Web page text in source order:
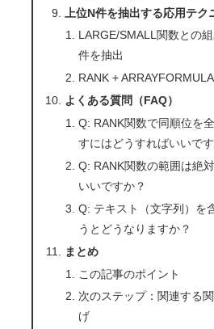
上位N件を抽出する応用テク
LARGE/SMALL関数との
件を抽出
RANK +
よくある質問（FAQ）
Q: RANK関数で同順位を
すにはどうすればいいで
Q: RANK関数の範囲は絶
いいですか？
Q: テキスト（文字列）を
うとどうなりますか？
まとめ
この記事のポイント
次のステップ：関連する
げ